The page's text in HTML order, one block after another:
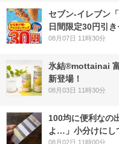
セブン‐イレブン
日間限定30円引
08月07日 11時30分
氷結®mottainai
新登場！
08月03日 11時30分
100均に便利なの
よ…」小分けにし
08月02日 11時00分